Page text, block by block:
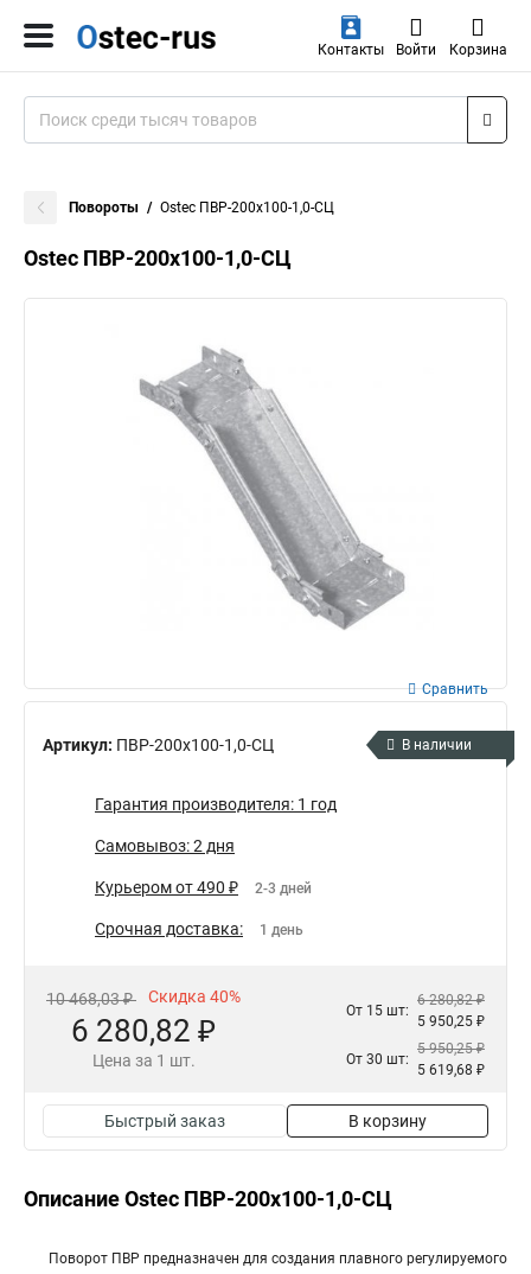
Контакты Войти Корзина
Повороты Ostec ПВР-200х100-1,0-СЦ
Ostec ПВР-200х100-1,0-СЦ
Артикул: ПВР-200х100-1,0-СЦ
Сравнить
В наличии
Гарантия производителя: 1 год
Самовывоз: 2 дня
Курьером от 490 ₽ 2-3 дней
Срочная доставка: 1 день
10 468,03 ₽ Скидка 40%
6 280,82 ₽
Цена за 1 шт.
От 15 шт:
6 280,82 ₽
5 950,25 ₽
От 30 шт:
5 950,25 ₽
5 619,68 ₽
Быстрый заказ В корзину
Описание Ostec ПВР-200х100-1,0-СЦ
Поворот ПВР предназначен для создания плавного регулируемого